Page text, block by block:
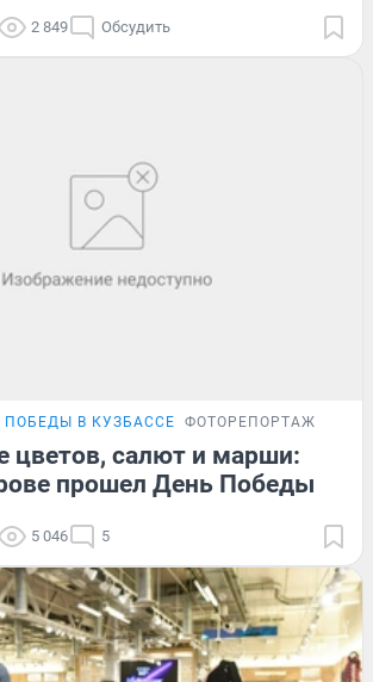
2 849 Обсудить
ПОБЕДЫ В КУЗБАССЕ ФОТОРЕПОРТАЖ
цветов, салют и марши:
прошел День Победы
5 046 5